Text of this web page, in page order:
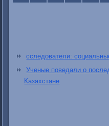
сследователи:
Ученые поведали о
Казахстане